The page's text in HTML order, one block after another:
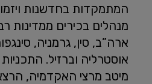
המתמקדות בחדשנות
מנהלים בכירים ממדינות
ארה”ב, סין, גרמניה,
אוסטרליה וברזיל.
מיטב מרצי האקדמיה,